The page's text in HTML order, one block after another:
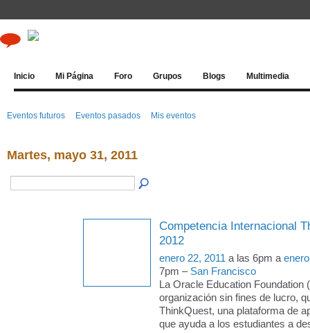
Inicio Mi Página Foro Grupos Blogs Multimedia
Eventos futuros Eventos pasados Mis eventos
Martes, mayo 31, 2011
Competencia Internacional
2012
enero 22, 2011 a las 6pm a
7pm – San Francisco
La Oracle Education Foundation
organización sin fines de lucro,
ThinkQuest, una plataforma de
que ayuda a los estudiantes a